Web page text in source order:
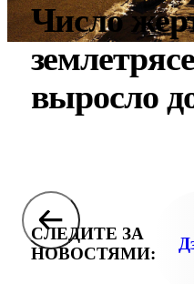
Число
выросло
СЛЕДИТЕ ЗА
НОВОСТЯМИ: